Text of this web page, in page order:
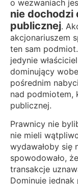
o wezwaniach
nie dochodzi
publicznej.
akcjonariuszem
ten sam
jedynie
dominujący
pośrednim
nad podmiotem,
publicznej.
Prawnicy nie
nie mieli
wydawałoby się
spowodowało,
transakcje
Dominuje